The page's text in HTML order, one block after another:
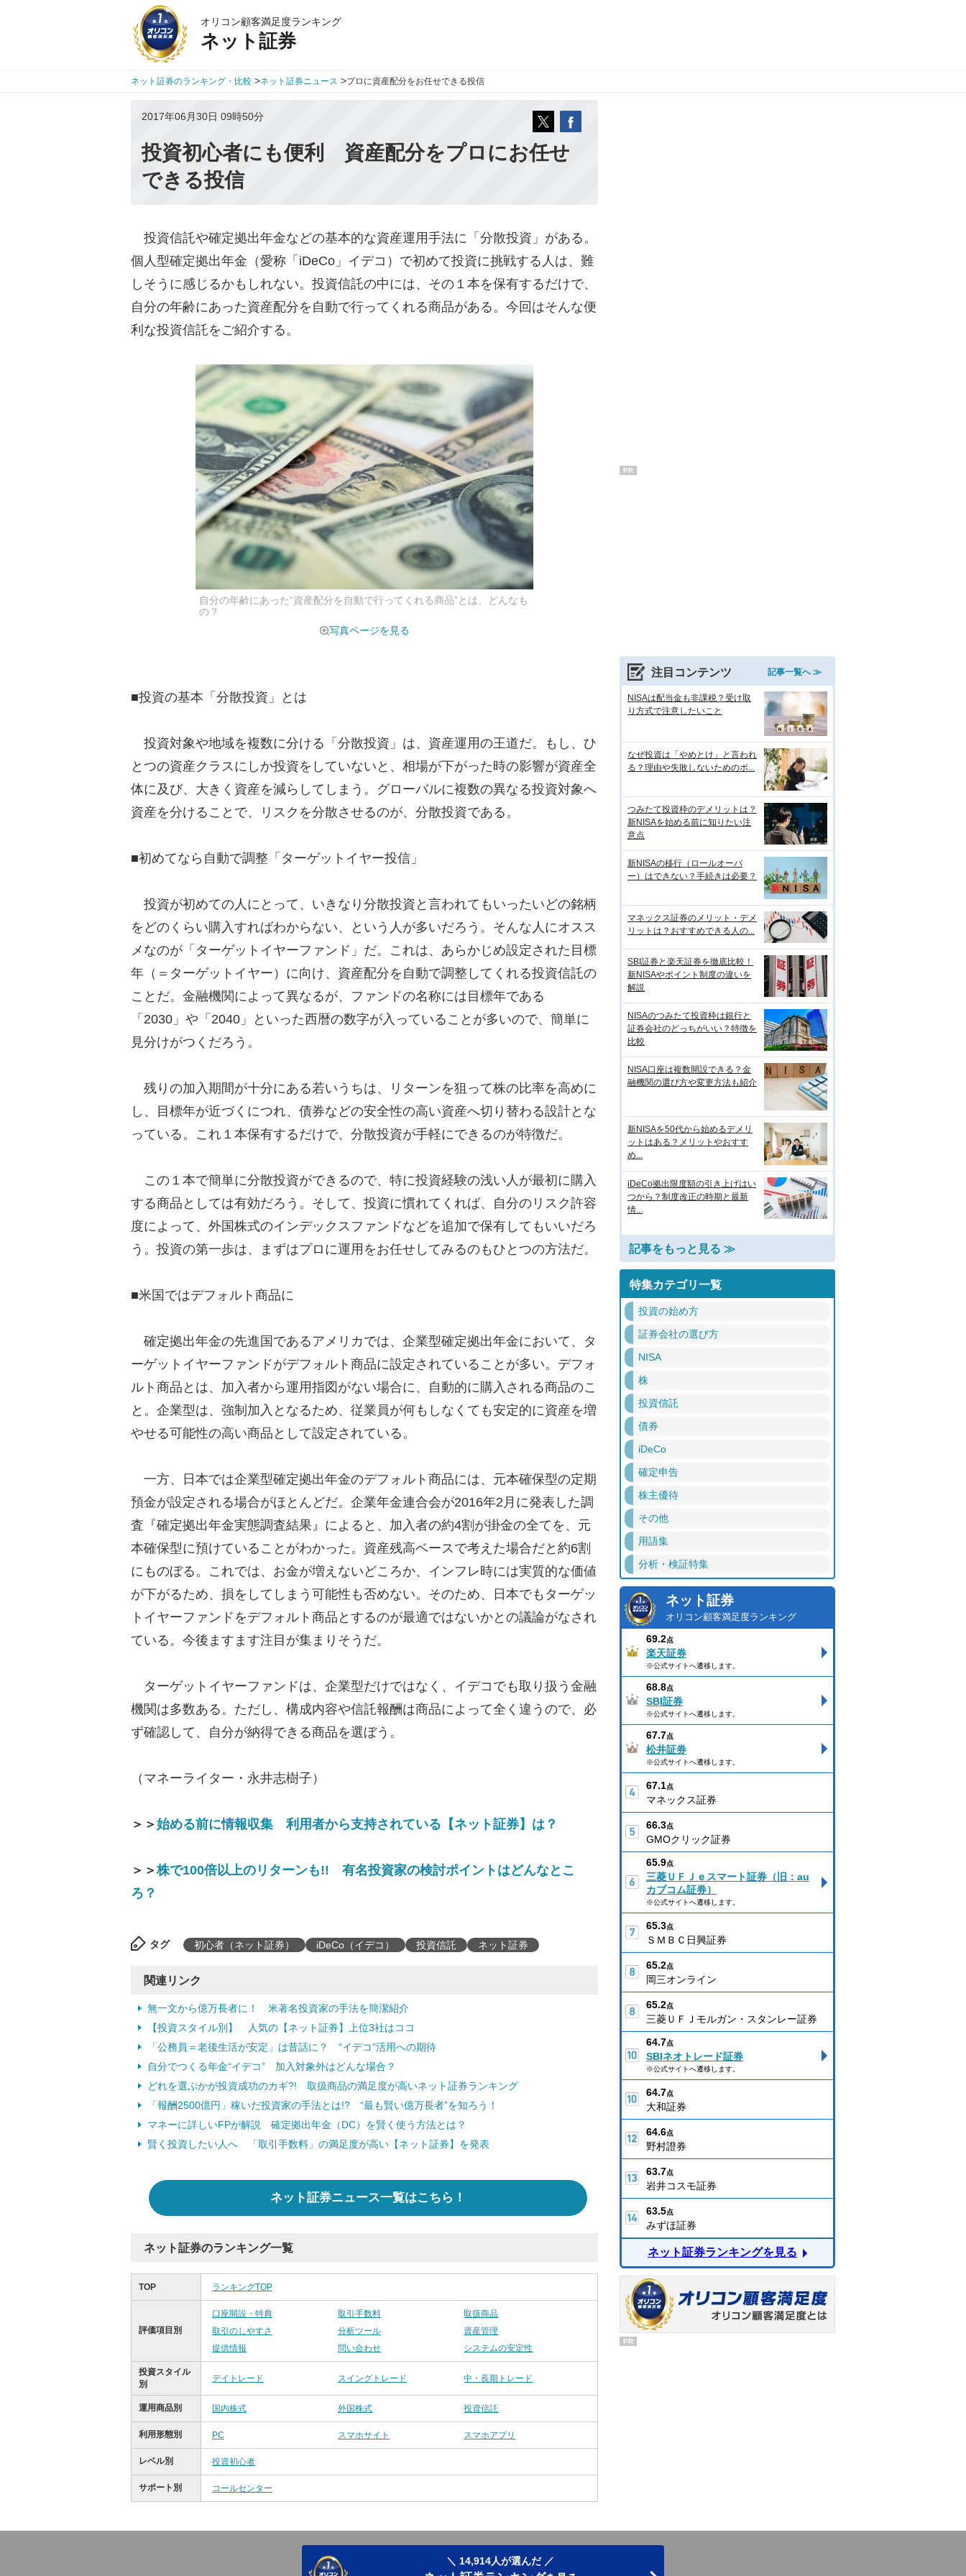
オリコン顧客満足度ランキング
ネット証券
ネット証券のランキング・比較 >ネット証券ニュース >プロに資産配分をお任せできる投信
2017年06月30日 09時50分
投資初心者にも便利 資産配分をプロにお任せ
できる投信
投資信託や確定拠出年金などの基本的な資産運用手法に「分散投資」がある。
個人型確定拠出年金（愛称「iDeCo」イデコ）で初めて投資に挑戦する人は、難
しそうに感じるかもしれない。投資信託の中には、その１本を保有するだけで、
自分の年齢にあった資産配分を自動で行ってくれる商品がある。今回はそんな便
利な投資信託をご紹介する。
自分の年齢にあった“資産配分を自動で行ってくれる商品”とは、どんなも
の？
写真ページを見る
■投資の基本「分散投資」とは
投資対象や地域を複数に分ける「分散投資」は、資産運用の王道だ。もし、ひ
とつの資産クラスにしか投資をしていないと、相場が下がった時の影響が資産全
体に及び、大きく資産を減らしてしまう。グローバルに複数の異なる投資対象へ
資産を分けることで、リスクを分散させるのが、分散投資である。
■初めてなら自動で調整「ターゲットイヤー投信」
投資が初めての人にとって、いきなり分散投資と言われてもいったいどの銘柄
をどのくらい購入すればわからない、という人が多いだろう。そんな人にオスス
メなのが「ターゲットイヤーファンド」だ。これは、あらかじめ設定された目標
年（＝ターゲットイヤー）に向け、資産配分を自動で調整してくれる投資信託の
ことだ。金融機関によって異なるが、ファンドの名称には目標年である
「2030」や「2040」といった西暦の数字が入っていることが多いので、簡単に
見分けがつくだろう。
残りの加入期間が十分にある若いうちは、リターンを狙って株の比率を高めに
し、目標年が近づくにつれ、債券などの安全性の高い資産へ切り替わる設計とな
っている。これ１本保有するだけで、分散投資が手軽にできるのが特徴だ。
この１本で簡単に分散投資ができるので、特に投資経験の浅い人が最初に購入
する商品としては有効だろう。そして、投資に慣れてくれば、自分のリスク許容
度によって、外国株式のインデックスファンドなどを追加で保有してもいいだろ
う。投資の第一歩は、まずはプロに運用をお任せしてみるのもひとつの方法だ。
■米国ではデフォルト商品に
確定拠出年金の先進国であるアメリカでは、企業型確定拠出年金において、タ
ーゲットイヤーファンドがデフォルト商品に設定されていることが多い。デフォ
ルト商品とは、加入者から運用指図がない場合に、自動的に購入される商品のこ
と。企業型は、強制加入となるため、従業員が何もしなくても安定的に資産を増
やせる可能性の高い商品として設定されている。
一方、日本では企業型確定拠出年金のデフォルト商品には、元本確保型の定期
預金が設定される場合がほとんどだ。企業年金連合会が2016年2月に発表した調
査『確定拠出年金実態調査結果』によると、加入者の約4割が掛金の全てを、元
本確保型に預けていることがわかった。資産残高ベースで考えた場合だと約6割
にものぼる。これでは、お金が増えないどころか、インフレ時には実質的な価値
が下がるため、損をしてしまう可能性も否めない。そのため、日本でもターゲッ
トイヤーファンドをデフォルト商品とするのが最適ではないかとの議論がなされ
ている。今後ますます注目が集まりそうだ。
ターゲットイヤーファンドは、企業型だけではなく、イデコでも取り扱う金融
機関は多数ある。ただし、構成内容や信託報酬は商品によって全く違うので、必
ず確認して、自分が納得できる商品を選ぼう。
（マネーライター・永井志樹子）
＞＞始める前に情報収集 利用者から支持されている【ネット証券】は？
＞＞株で100倍以上のリターンも!! 有名投資家の検討ポイントはどんなとこ
ろ？
タグ 初心者（ネット証券） iDeCo（イデコ） 投資信託 ネット証券
関連リンク
無一文から億万長者に！ 米著名投資家の手法を簡潔紹介
【投資スタイル別】 人気の【ネット証券】上位3社はココ
「公務員＝老後生活が安定」は昔話に？ “イデコ”活用への期待
自分でつくる年金“イデコ” 加入対象外はどんな場合？
どれを選ぶかが投資成功のカギ?! 取扱商品の満足度が高いネット証券ランキング
「報酬2500億円」稼いだ投資家の手法とは!? “最も賢い億万長者”を知ろう！
マネーに詳しいFPが解説 確定拠出年金（DC）を賢く使う方法とは？
賢く投資したい人へ 「取引手数料」の満足度が高い【ネット証券】を発表
ネット証券ニュース一覧はこちら！
ネット証券のランキング一覧
TOP ランキングTOP
評価項目別
口座開設・特典 取引手数料
取扱商品
取引のしやすさ
分析ツール
資産管理
提供情報
問い合わせ システムの安定性
投資スタイル
別
デイトレード スイングトレード 中・長期トレード
運用商品別 国内株式 外国株式 投資信託
利用形態別 PC スマホサイト スマホアプリ
レベル別 投資初心者
サポート別 コールセンター
PR
注目コンテンツ 記事一覧へ ≫
NISAは配当金も非課税？受け取
り方式で注意したいこと
なぜ投資は「やめとけ」と言われ
る？理由や失敗しないためのポ...
つみたて投資枠のデメリットは？
新NISAを始める前に知りたい注
意点
新NISAの移行（ロールオーバ
ー）はできない？手続きは必要？
マネックス証券のメリット・デメ
リットは？おすすめできる人の...
SBI証券と楽天証券を徹底比較！
新NISAやポイント制度の違いを
解説
NISAのつみたて投資枠は銀行と
証券会社のどっちがいい？特徴を
比較
NISA口座は複数開設できる？金
融機関の選び方や変更方法も紹介
新NISAを50代から始めるデメリ
ットはある？メリットやおすす
め...
iDeCo拠出限度額の引き上げはい
つから？制度改正の時期と最新
情...
記事をもっと見る ≫
特集カテゴリ一覧
投資の始め方
証券会社の選び方
NISA
株
投資信託
債券
iDeCo
確定申告
株主優待
その他
用語集
分析・検証特集
ネット証券
オリコン顧客満足度ランキング
69.2点
楽天証券
※公式サイトへ遷移します。
68.8点
SBI証券
※公式サイトへ遷移します。
67.7点
松井証券
※公式サイトへ遷移します。
67.1点
マネックス証券
66.3点
GMOクリック証券
65.9点
三菱ＵＦＪｅスマート証券（旧：au
カブコム証券）
※公式サイトへ遷移します。
65.3点
ＳＭＢＣ日興証券
65.2点
岡三オンライン
65.2点
三菱ＵＦＪモルガン・スタンレー証券
64.7点
SBIネオトレード証券
※公式サイトへ遷移します。
64.7点
大和証券
64.6点
野村證券
63.7点
岩井コスモ証券
63.5点
みずほ証券
ネット証券ランキングを見る
PR
＼ 14,914人が選んだ ／